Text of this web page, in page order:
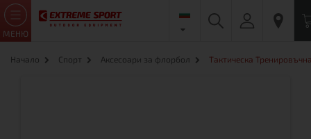
МЕНЮ
Начало Спорт Аксесоари за флорбол Тактическа